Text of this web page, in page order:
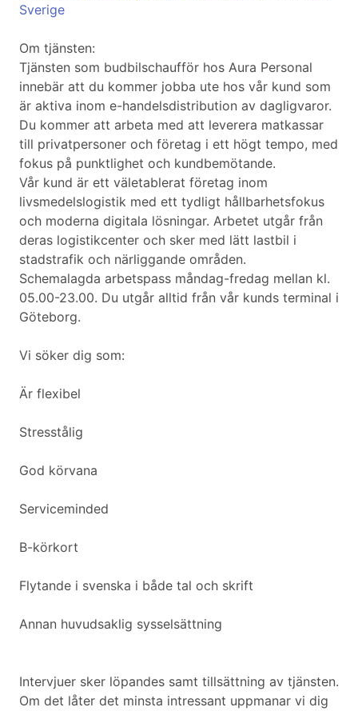
Sverige
Om tjänsten:
Tjänsten som budbilschaufför hos Aura Personal
innebär att du kommer jobba ute hos vår kund som
är aktiva inom e-handelsdistribution av dagligvaror.
Du kommer att arbeta med att leverera matkassar
till privatpersoner och företag i ett högt tempo, med
fokus på punktlighet och kundbemötande.
Vår kund är ett väletablerat företag inom
livsmedelslogistik med ett tydligt hållbarhetsfokus
och moderna digitala lösningar. Arbetet utgår från
deras logistikcenter och sker med lätt lastbil i
stadstrafik och närliggande områden.
Schemalagda arbetspass måndag-fredag mellan kl.
05.00-23.00. Du utgår alltid från vår kunds terminal i
Göteborg.
Vi söker dig som:
Är flexibel
Stresstålig
God körvana
Serviceminded
B-körkort
Flytande i svenska i både tal och skrift
Annan huvudsaklig sysselsättning
Intervjuer sker löpandes samt tillsättning av tjänsten.
Om det låter det minsta intressant uppmanar vi dig